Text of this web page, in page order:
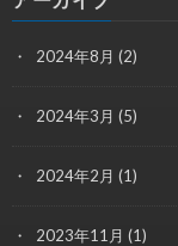
2024年8月 (2)
2024年3月 (5)
2024年2月 (1)
2023年11月 (1)